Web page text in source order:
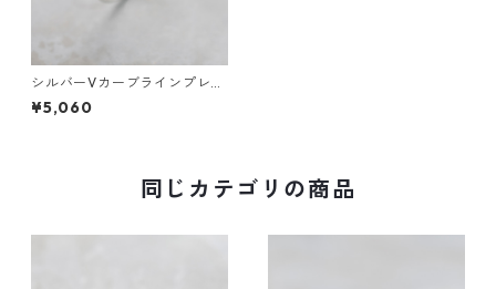
シルバーVカーブラインプレー
ンリング 1.5mm幅 鏡面｜FA-1
180
¥5,060
同じカテゴリの商品